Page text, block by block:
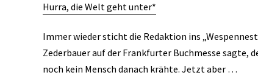
Hurra, die Welt geht unter*
Immer wieder sticht die Redaktion ins
Zederbauer auf der Frankfurter Buchmesse sagte,
noch kein Mensch danach krähte. Jetzt aber …